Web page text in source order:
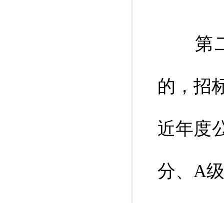
第二
的，招
近年度
分、A